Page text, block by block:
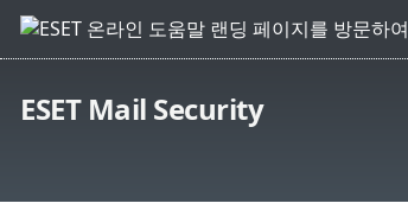
ESET Mail Security